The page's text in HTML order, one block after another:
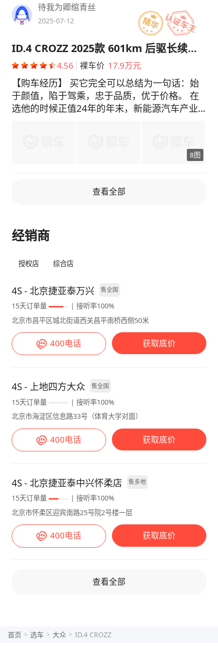
本的控制充满信心。 （二）外观设计：时尚与
科技感并存 ID.4 的外观设计是我被它吸引的首
要因素。它的整体造型圆润饱满，线条流畅自
然，给人一种时尚又不失稳重的感觉。车头的贯
穿式灯带和可发光的大众 logo，极具科技感和
辨识度，夜晚行驶时，灯光亮起的瞬间，回头率
超高。车身侧面的腰线简洁有力，搭配大尺寸的
轮毂，展现出一种动感的姿态。车尾的设计同样
亮点十足，IQ.LIGHT 智能尾灯在车辆解锁时会
的内饰设计简洁大方，虽然整体风格不如一些新
势力品牌那样充满未来感，但这种简约的设计反
细节之处彰显品质。中控台的布局合理，大尺寸
意，无论是前排还是后排，头部和腿部空间都十
（一）电耗水平：经济实惠 经过 5 万公里的行
城市通勤中，平均电耗大约在 15kWh/100km
左右。即使在冬季使用空调的情况下，电耗也不
会大幅增加，这让我对它的续航能力更有信心。
相比传统燃油车，使用成本大幅降低，每公里的
电费仅需几毛钱，长期来看能节省不少开支。此
外，它的充电速度也让我满意，快充模式下，从
ID.4 的操控性能让我非常满意。它的底盘调校
扎实稳健，行驶过程中能够很好地过滤路面的颠
簸，即使在高速行驶时，车辆的稳定性也非常
好。转向精准，指向清晰，开起来非常轻松，无
论是城市道路还是高速公路，都能轻松驾驭。此
外，它的加速性能也相当不错，动力输出线性，
于续航，ID.4 的表现中规中矩。官方续航里程
为 442 公里，实际使用中，夏季开空调市区续
航大约在 300 公里左右，高速续航会稍低一
些。不过，凭借其出色的电耗表现和快速充电功
能，我在日常使用中并没有感到明显的里程焦
虑。只要提前规划好充电路线，长途旅行也能轻
成本低之外，ID.4 的使用成本还包括保养费
用。由于是纯电动汽车，没有发动机和变速箱等
元。相比传统燃油车，每年的保养费用能节省不
待我为卿绾青丝
2025-07-12
ID.4 CROZZ 2025款 601km 后驱长续航暗黑骑士PRO版
4.56 裸车价 17.9万元
【购车经历】 买它完全可以总结为一句话：始
于颜值，陷于驾乘，忠于品质，优于价格。 在
选他的时候正值24年的年末，新能源汽车产业
的外型设计所吸引，在离家最近的4S店简单试
驾之后，就爱上了它的底盘所带来的那种高级
一般，但是它的面品尺寸控制得那么好，以至于
我和老婆都觉得很不错。最后价格也很美丽，大
我和家人满意的有两个点： 1️⃣：外观颜值真的
决方案就是它了，极具辨识度又不失大众风范，
风但是又不张扬，低调内敛的车身线条加上简约
大气的灯组造型，简直甩竞品几条街。另外，个
人认为星河灰只合适两款车：大众CC猎装和
ID.4，哈哈不服来辩！ 2️⃣：越级的空间与驾乘
感受，作为一台紧凑级的SUV，还带了这么大一
块电池在肚子下面，整个车内的乘坐空间没有一
出了，我比较容易晕车，一般坐车的时候都不敢
看手机或者屏幕，但是在它这里，这个毛病给我
治好了，坐在后排刷***没有一点晕车症状，哈
能化，它搭载的半自动辅助驾驶系统只能应用在
很规范的环境中，比如高速和城市快速路，普通
很保守也基本没有任何博弈空间，不建议各位在
非高速路之外使用。不然加塞加得你头皮发麻，
全车所有传感器都会叫的你头疼。但，老司机还
是更喜欢自己把控，所以也没太多不满情绪，只
是和朋友的车比起来，差点意思。 【驾驶感
受】 舒适平稳，我认为它是最像油车的电车，
但是又有着电机天生的优势，动力连续绵密，城
弯的信心略有不足，不适合激烈驾驶。 【续航
情况】 续航很实在，表上的续航和实际差异不
时候500续航还是开的出来。 【充电时间】 充
8图
查看全部
经销商
授权店 综合店
4S - 北京捷亚泰万兴 售全国
15天订单量
| 接听率100%
北京市昌平区城北街道西关昌平南桥西侧50米
400电话 获取底价
4S - 上地四方大众 售全国
15天订单量
| 接听率100%
北京市海淀区信息路33号（体育大学对面）
400电话 获取底价
4S - 北京捷亚泰中兴怀柔店 售多地
15天订单量
| 接听率100%
北京市怀柔区迎宾南路25号院2号楼一层
400电话 获取底价
查看全部
首页 > 选车 > 大众 > ID.4 CROZZ